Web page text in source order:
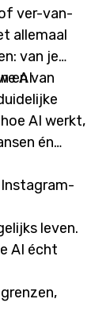
ver-van-
allemaal
van je
en van
AI
AI werkt,
én
leven.
AI écht